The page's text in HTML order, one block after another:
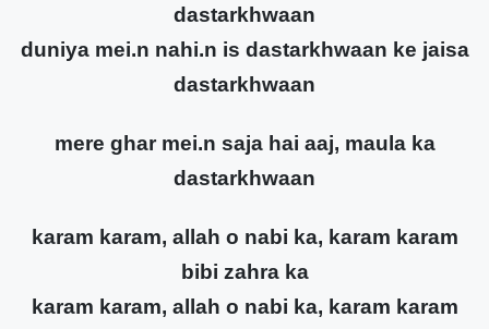
dastarkhwaan
duniya mei.n nahi.n is dastarkhwaan ke jaisa
dastarkhwaan
mere ghar mei.n saja hai aaj, maula ka
dastarkhwaan
karam karam, allah o nabi ka, karam karam
bibi zahra ka
karam karam, allah o nabi ka, karam karam